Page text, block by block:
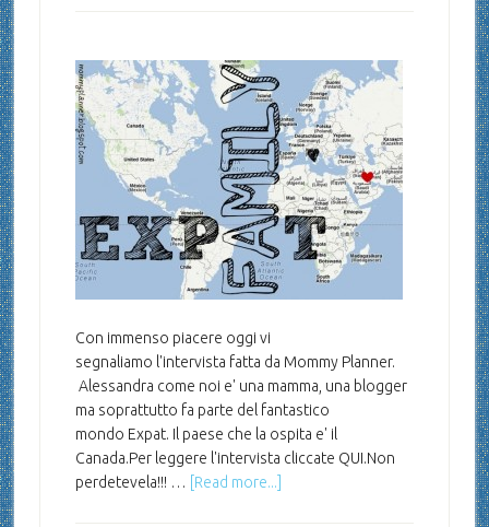
Con immenso piacere oggi vi
segnaliamo l'intervista fatta da Mommy Planner.
Alessandra come noi e' una mamma, una blogger
ma soprattutto fa parte del fantastico
mondo Expat. Il paese che la ospita e' il
Canada.Per leggere l'intervista cliccate QUI.Non
perdetevela!!! …
[Read more...]